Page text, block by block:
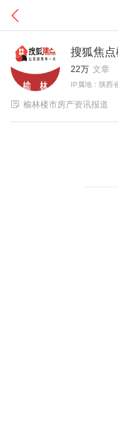
搜狐焦
22万 文章
IP属地：陕西
 榆林楼市房产资讯报道